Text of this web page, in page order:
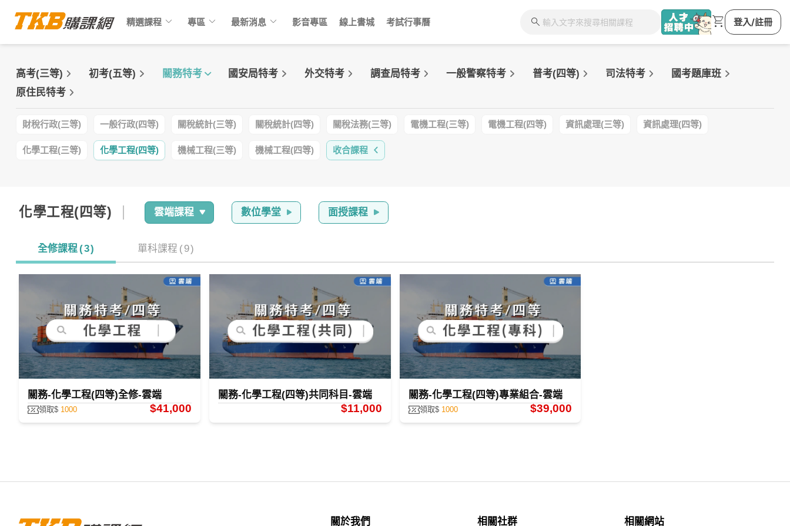
高考(三等) 初考(五等) 關務特考 國安局特考 外交特考 調查局特考 一般警察特考 普考(四等) 司法特考
國考題庫班
原住民特考
財稅行政(三等) 一般行政(四等) 關稅統計(三等) 關稅統計(四等) 關稅法務(三等) 電機工程(三等) 電機工程(四等) 資訊處理(三等) 資訊處理(四等)
化學工程(三等) 化學工程(四等) 機械工程(三等) 機械工程(四等) 收合課程
化學工程(四等) 雲端課程 數位學堂 面授課程
全修課程(3) 單科課程 ( 9)
關務-化學工程(四等)全修-雲端
領取$ 1000 $41,000
關務-化學工程(四等)共同科目-雲端
$11,000
關務-化學工程(四等)專業組合-雲端
領取$ 1000 $39,000
目前無“數位學堂”全修課程，您可點選全修課程看更多！！
關於我們 相關社群 相關網站
精選課程 keyboard_arrow_down 專區 keyboard_arrow_down 最新消息 keyboard_arrow_down 影音專區 線上書城 考試行事曆 search shopping_cart 登入/註冊